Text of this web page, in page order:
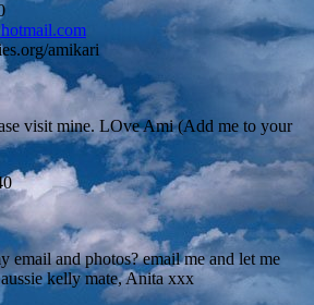
amikari
visit mine. LOve Ami (Add me to your
email and photos? email me and let me
kelly mate, Anita xxx